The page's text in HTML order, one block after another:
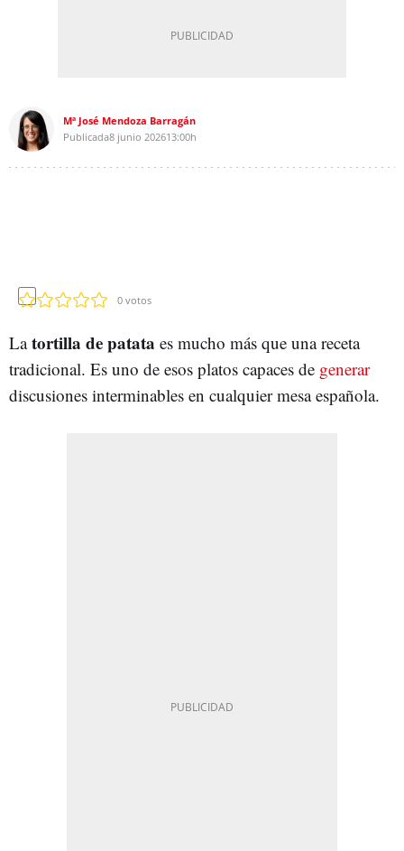
Mª José Mendoza Barragán
Publicada8 junio 202613:00h
0 votos
Latortilla de patata es mucho más que una receta
tradicional. Es uno de esos platos capaces de generar
discusiones interminables en cualquier mesa española.